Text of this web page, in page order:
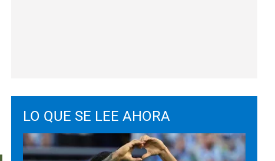
LO QUE SE LEE AHORA